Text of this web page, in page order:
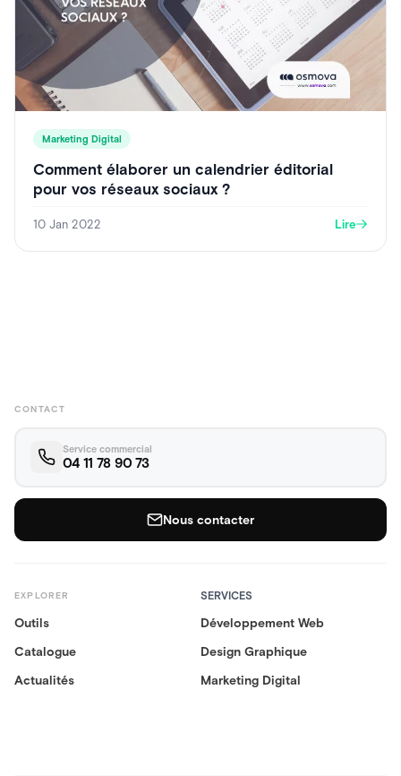
Marketing Digital
Comment élaborer un calendrier éditorial
pour vos réseaux sociaux ?
10 Jan 2022 Lire
EXPLORER
Outils
Catalogue
Actualités
SERVICES
Développement Web
Design Graphique
Marketing Digital
CONTACT
Service commercial
04 11 78 90 73
Nous contacter